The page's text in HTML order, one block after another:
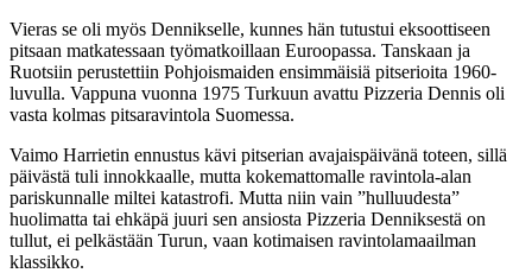
Vieras se oli myös Dennikselle, kunnes hän tutustui eksoottiseen
pitsaan matkatessaan työmatkoillaan Euroopassa. Tanskaan ja
Ruotsiin perustettiin Pohjoismaiden ensimmäisiä pitserioita 1960-
luvulla. Vappuna vuonna 1975 Turkuun avattu Pizzeria Dennis oli
vasta kolmas pitsaravintola Suomessa.
Vaimo Harrietin ennustus kävi pitserian avajaispäivänä toteen, sillä
päivästä tuli innokkaalle, mutta kokemattomalle ravintola-alan
pariskunnalle miltei katastrofi. Mutta niin vain ”hulluudesta”
huolimatta tai ehkäpä juuri sen ansiosta Pizzeria Denniksestä on
tullut, ei pelkästään Turun, vaan kotimaisen ravintolamaailman
klassikko.